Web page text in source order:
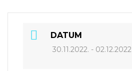
DATUM
30.11.2022. - 02.12.2022